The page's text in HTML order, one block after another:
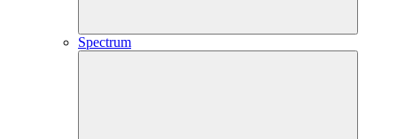
Spectrum